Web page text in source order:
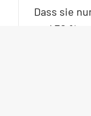
Dass sie
und 70 %